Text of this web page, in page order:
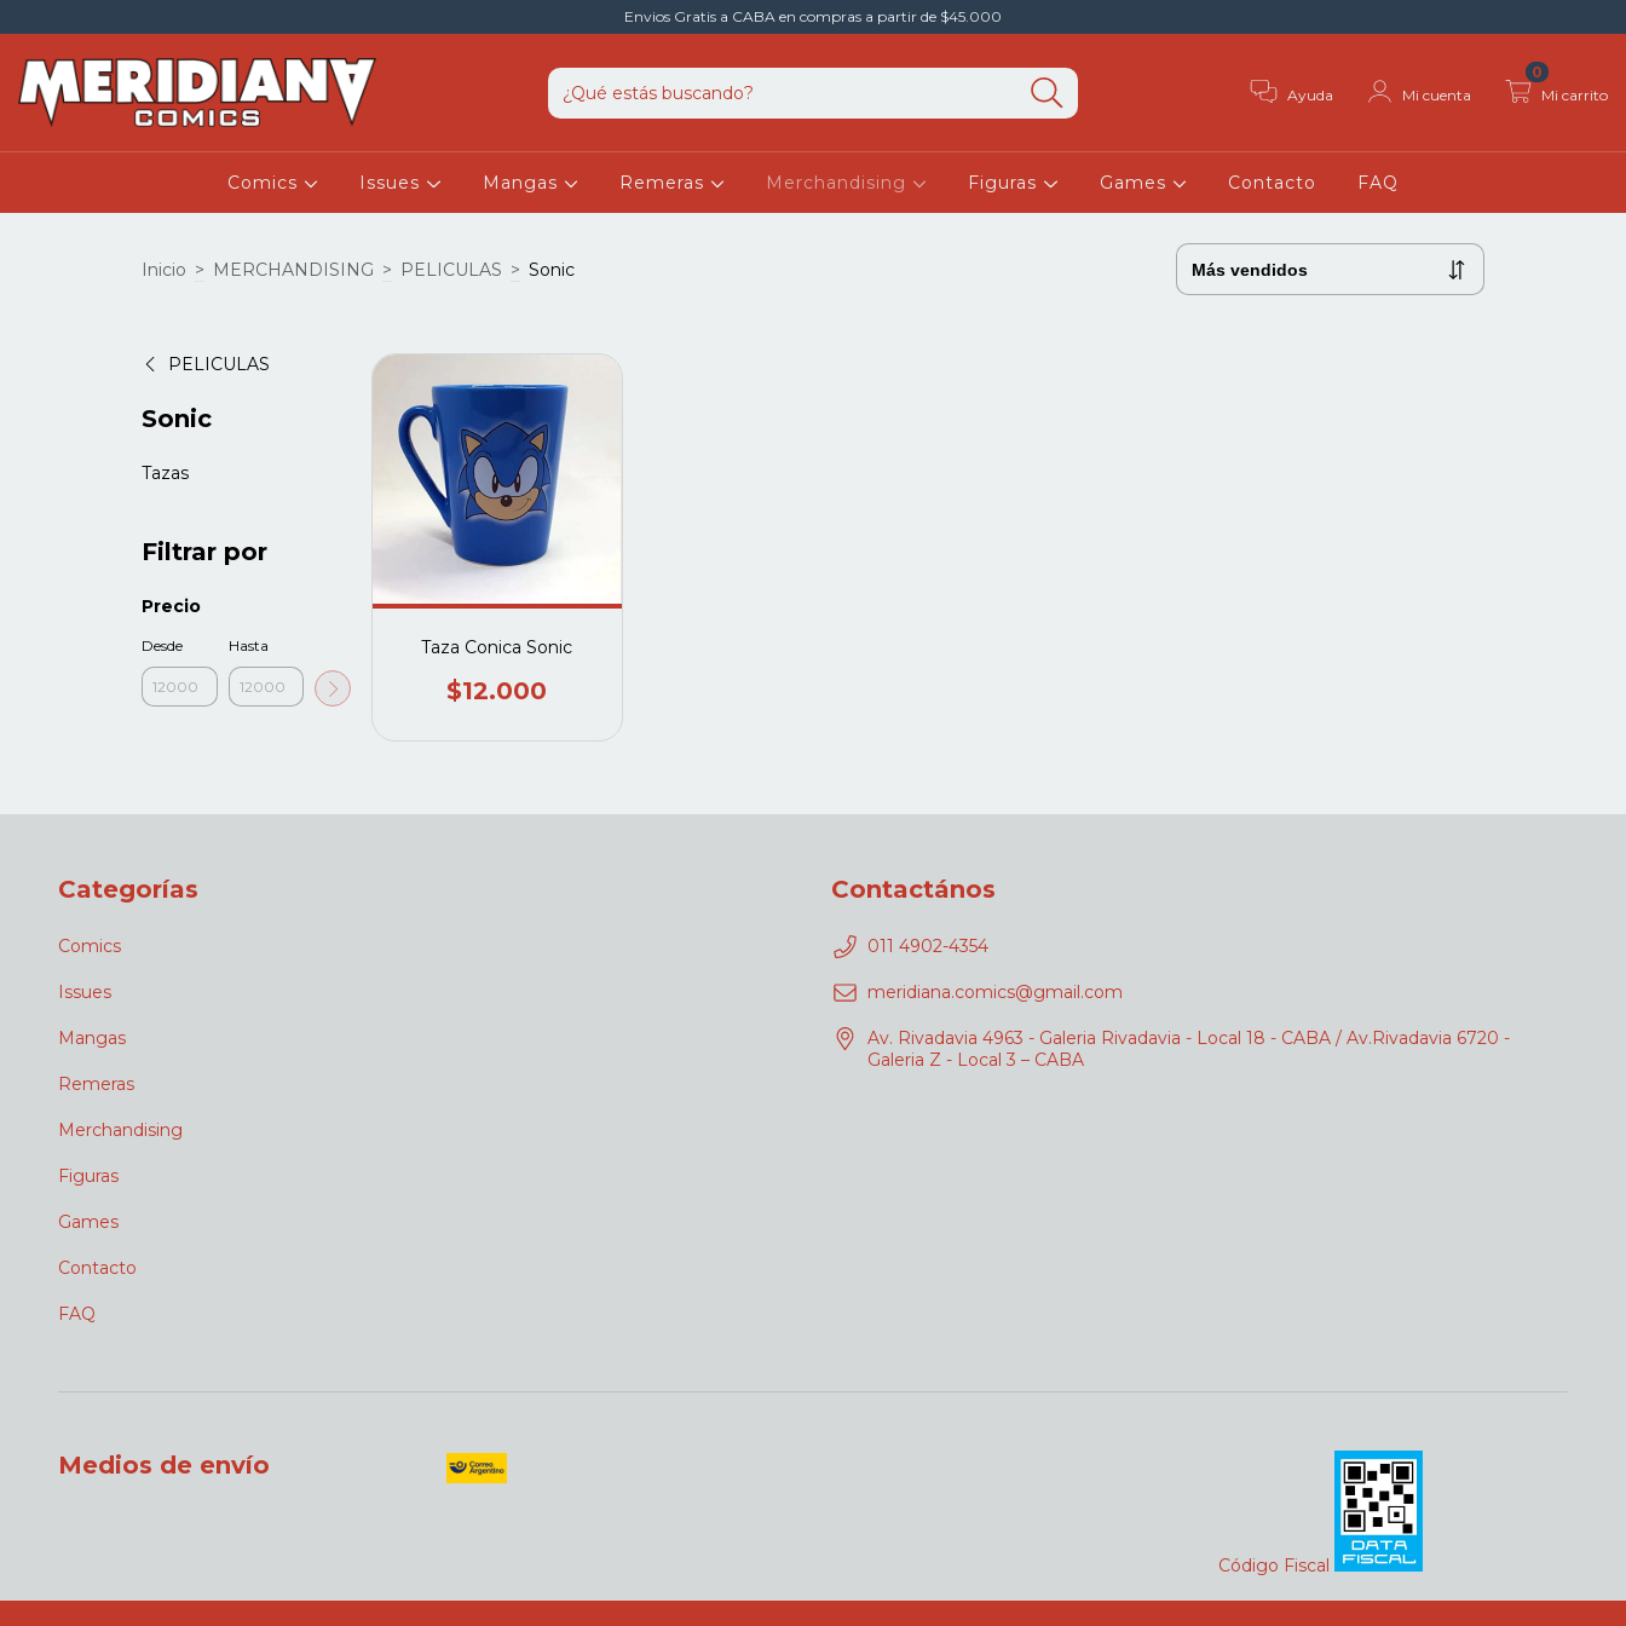
Envios Gratis a CABA en compras a partir de $45.000
Ayuda Mi cuenta Mi carrito
0
Comics Issues Mangas Remeras Merchandising Figuras Games Contacto FAQ
Inicio > MERCHANDISING > PELICULAS > Sonic
PELICULAS
Sonic
Tazas
Filtrar por
Precio
Desde Hasta Taza Conica Sonic
$12.000
Categorías
Comics
Issues
Mangas
Remeras
Merchandising
Figuras
Games
Contacto
FAQ
Contactános
011 4902-4354
meridiana.comics@gmail.com
Av. Rivadavia 4963 - Galeria Rivadavia - Local 18 - CABA / Av.Rivadavia 6720 -
Galeria Z - Local 3 – CABA
Medios de envío
Código Fiscal